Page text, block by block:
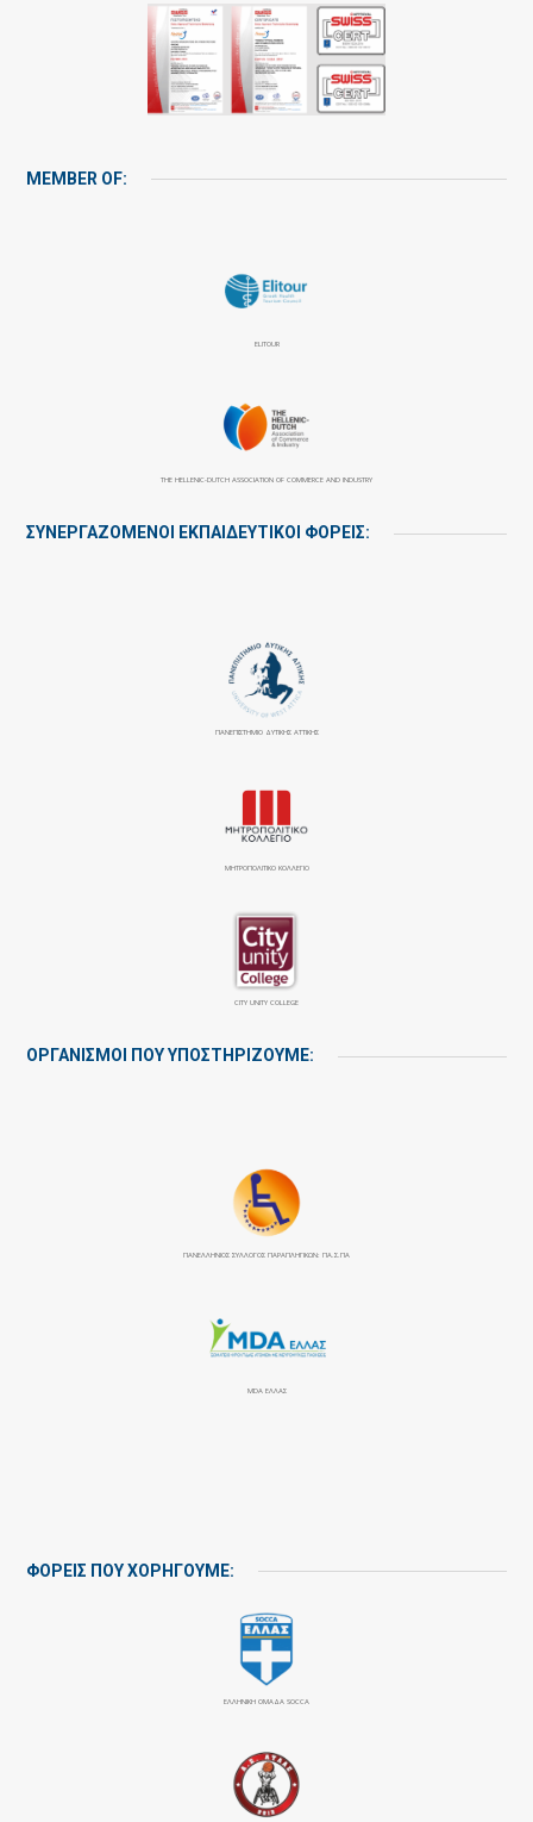
MEMBER OF:
ELITOUR
THE HELLENIC-DUTCH ASSOCIATION OF COMMERCE AND INDUSTRY
ΣΥΝΕΡΓΑΖΌΜΕΝΟΙ ΕΚΠΑΙΔΕΥΤΙΚΟΊ ΦΟΡΕΊΣ:
ΠΑΝΕΠΙΣΤΉΜΙΟ ΔΥΤΙΚΉΣ ΑΤΤΙΚΉΣ
ΜΗΤΡΟΠΟΛΙΤΙΚΟ ΚΟΛΛΕΓΙΟ
CITY UNITY COLLEGE
ΟΡΓΑΝΙΣΜΟΙ ΠΟΥ ΥΠΟΣΤΗΡΙΖΟΥΜΕ:
ΠΑΝΕΛΛΉΝΙΟΣ ΣΎΛΛΟΓΟΣ ΠΑΡΑΠΛΗΓΙΚΏΝ: ΠΑ.Σ.ΠΑ
MDA ΕΛΛΑΣ
ΦΟΡΕΙΣ ΠΟΥ ΧΟΡΗΓΟΥΜΕ:
ΕΛΛΗΝΙΚΗ ΟΜΑΔΑ SOCCA